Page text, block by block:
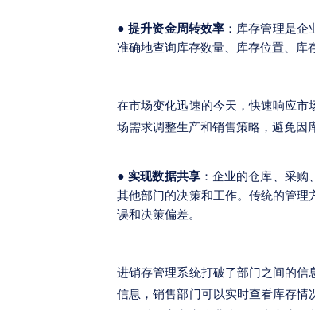
● 提升资金周转效率 ：库存管理是
准确地查询库存数量、库存位置、库
在市场变化迅速的今天，快速响应
场需求调整生产和销售策略，避免因
● 实现数据共享：企业的仓库、采购
其他部门的决策和工作。传统的管
误和决策偏差。
进销存管理系统打破了部门之间的
信息，销售部门可以实时查看库存